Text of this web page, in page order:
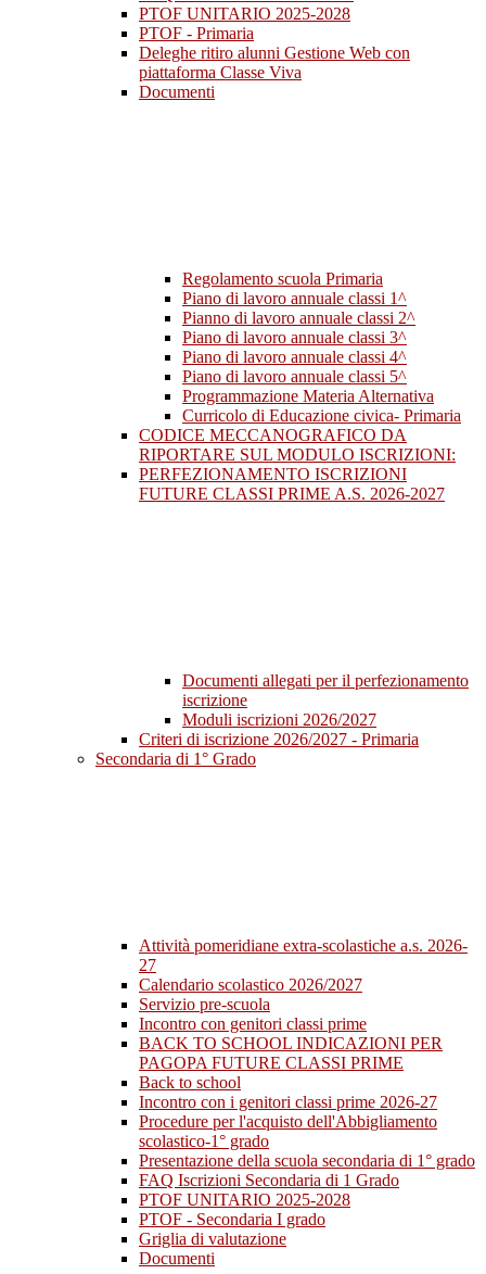
PTOF UNITARIO 2025-2028
PTOF - Primaria
Deleghe ritiro alunni Gestione Web con
piattaforma Classe Viva
Documenti
Regolamento scuola Primaria
Piano di lavoro annuale classi 1^
Pianno di lavoro annuale classi 2^
Piano di lavoro annuale classi 3^
Piano di lavoro annuale classi 4^
Piano di lavoro annuale classi 5^
Programmazione Materia Alternativa
Curricolo di Educazione civica- Primaria
CODICE MECCANOGRAFICO DA
RIPORTARE SUL MODULO ISCRIZIONI:
PERFEZIONAMENTO ISCRIZIONI
FUTURE CLASSI PRIME A.S. 2026-2027
Documenti allegati per il perfezionamento
iscrizione
Moduli iscrizioni 2026/2027
Criteri di iscrizione 2026/2027 - Primaria
Secondaria di 1° Grado
Attività pomeridiane extra-scolastiche a.s. 2026-
27
Calendario scolastico 2026/2027
Servizio pre-scuola
Incontro con genitori classi prime
BACK TO SCHOOL INDICAZIONI PER
PAGOPA FUTURE CLASSI PRIME
Back to school
Incontro con i genitori classi prime 2026-27
Procedure per l'acquisto dell'Abbigliamento
scolastico-1° grado
Presentazione della scuola secondaria di 1° grado
FAQ Iscrizioni Secondaria di 1 Grado
PTOF UNITARIO 2025-2028
PTOF - Secondaria I grado
Griglia di valutazione
Documenti